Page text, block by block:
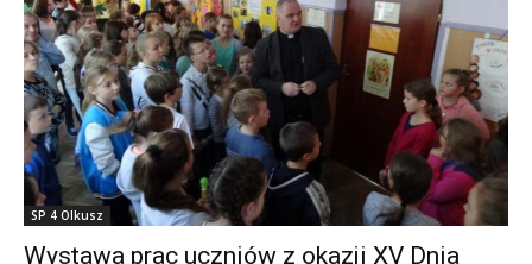
SP 4 Olkusz
Wystawa prac uczniów z okazji XV Dnia